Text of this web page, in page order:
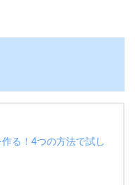
る！4つの方法で試し